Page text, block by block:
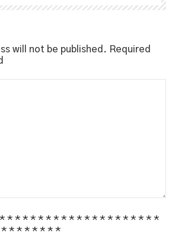
will not be published. Required
* * * * * * * * * * * * * * * * * * * * *
* * * * * * * *